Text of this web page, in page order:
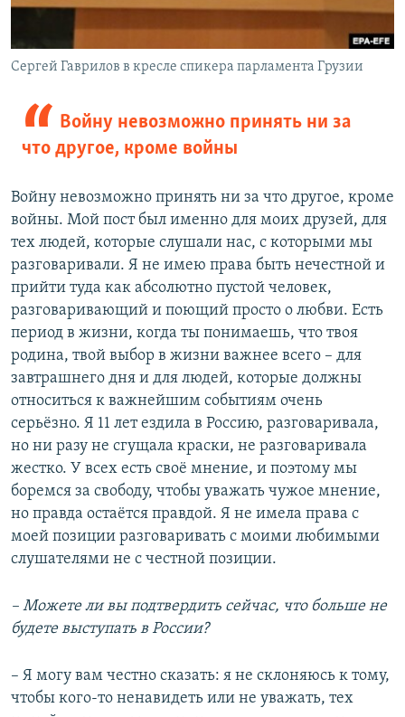
Сергей Гаврилов в кресле спикера парламента Грузии
Войну невозможно принять ни за
что другое, кроме войны
Войну невозможно принять ни за что другое, кроме
войны. Мой пост был именно для моих друзей, для
тех людей, которые слушали нас, с которыми мы
разговаривали. Я не имею права быть нечестной и
прийти туда как абсолютно пустой человек,
разговаривающий и поющий просто о любви. Есть
период в жизни, когда ты понимаешь, что твоя
родина, твой выбор в жизни важнее всего – для
завтрашнего дня и для людей, которые должны
относиться к важнейшим событиям очень
серьёзно. Я 11 лет ездила в Россию, разговаривала,
но ни разу не сгущала краски, не разговаривала
жестко. У всех есть своё мнение, и поэтому мы
боремся за свободу, чтобы уважать чужое мнение,
но правда остаётся правдой. Я не имела права с
моей позиции разговаривать с моими любимыми
слушателями не с честной позиции.
– Можете ли вы подтвердить сейчас, что больше не
будете выступать в России?
– Я могу вам честно сказать: я не склоняюсь к тому,
чтобы кого-то ненавидеть или не уважать, тех